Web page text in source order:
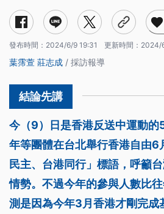
發布時間： 2024/6/9 19:31 更新時間： 2024/
葉霈萱 莊志成 / 採訪報導
今（9）日是香港反送中運動的
年等團體在台北舉行香港自由6
民主、台港同行」標語，呼籲
情勢。不過今年的參與人數比
測是因為今年3月香港才剛完